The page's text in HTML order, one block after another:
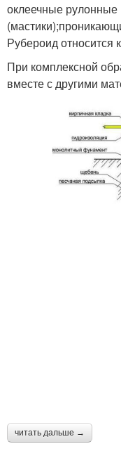
оклеечные
Рубероид относится
При комплексной
вместе с другими
читать дальше →